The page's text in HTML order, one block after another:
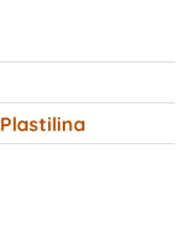
Plastilina